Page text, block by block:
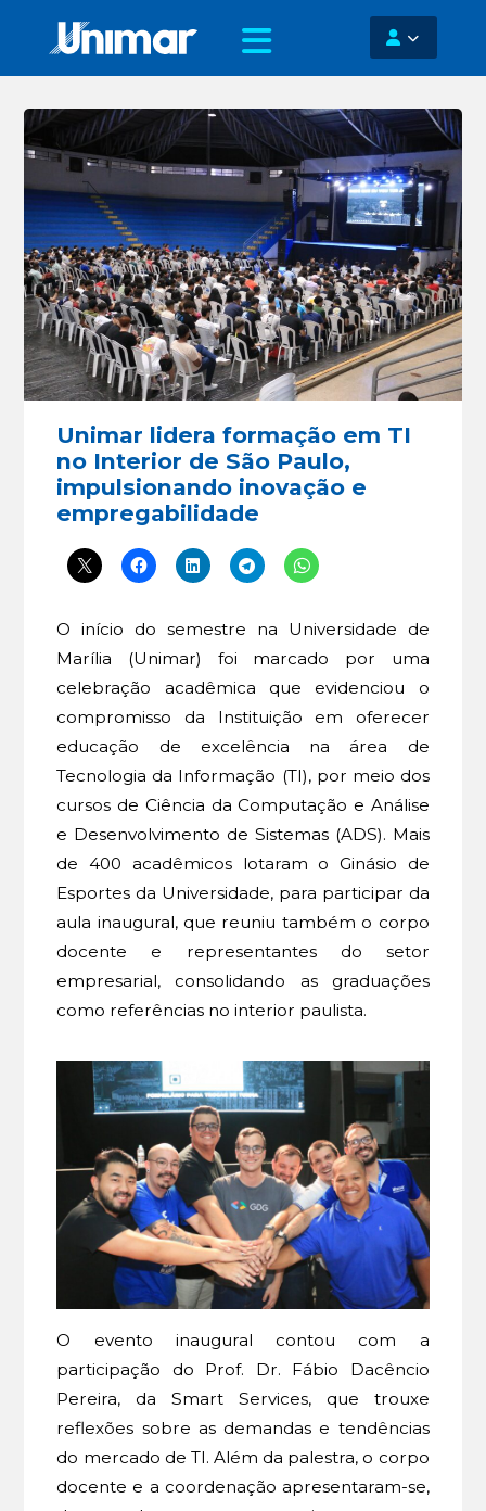
Unimar lidera formação em TI
no Interior de São Paulo,
impulsionando inovação e
empregabilidade
O início do semestre na Universidade de
Marília (Unimar) foi marcado por uma
celebração acadêmica que evidenciou o
compromisso da Instituição em oferecer
educação de excelência na área de
Tecnologia da Informação (TI), por meio dos
cursos de Ciência da Computação e Análise
e Desenvolvimento de Sistemas (ADS). Mais
de 400 acadêmicos lotaram o Ginásio de
Esportes da Universidade, para participar da
aula inaugural, que reuniu também o corpo
docente e representantes do setor
empresarial, consolidando as graduações
como referências no interior paulista.
O evento inaugural contou com a
participação do Prof. Dr. Fábio Dacêncio
Pereira, da Smart Services, que trouxe
reflexões sobre as demandas e tendências
do mercado de TI. Além da palestra, o corpo
docente e a coordenação apresentaram-se,